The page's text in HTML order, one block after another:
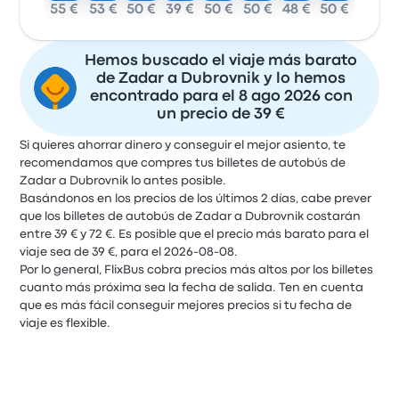
55 € 53 € 50 € 39 € 50 € 50 € 48 € 50 €
Hemos buscado el viaje más barato
de Zadar a Dubrovnik y lo hemos
encontrado para el 8 ago 2026 con
un precio de 39 €
Si quieres ahorrar dinero y conseguir el mejor asiento, te
recomendamos que compres tus billetes de autobús de
Zadar a Dubrovnik lo antes posible.
Basándonos en los precios de los últimos 2 días, cabe prever
que los billetes de autobús de Zadar a Dubrovnik costarán
entre 39 € y 72 €. Es posible que el precio más barato para el
viaje sea de 39 €, para el 2026-08-08.
Por lo general, FlixBus cobra precios más altos por los billetes
cuanto más próxima sea la fecha de salida. Ten en cuenta
que es más fácil conseguir mejores precios si tu fecha de
viaje es flexible.